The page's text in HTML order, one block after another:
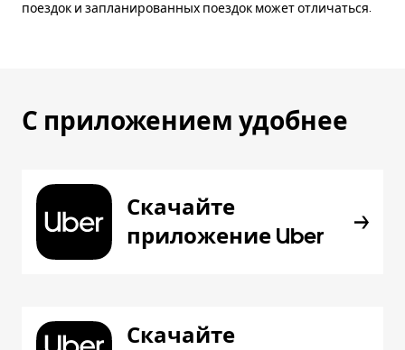
поездок и запланированных поездок может отличаться.
С приложением удобнее
Скачайте
приложение Uber
Скачайте